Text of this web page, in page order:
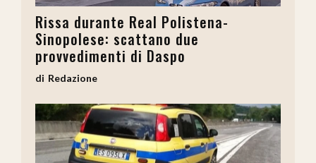
Rissa durante Real Polistena-
Sinopolese: scattano due
provvedimenti di Daspo
Redazione